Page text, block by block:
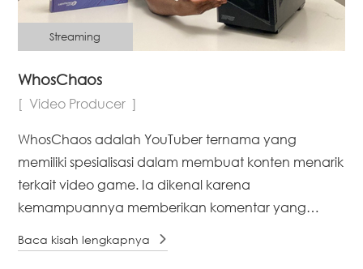
Streaming
WhosChaos
Video Producer
WhosChaos adalah YouTuber ternama yang
memiliki spesialisasi dalam membuat konten menarik
terkait video game. Ia dikenal karena
kemampuannya memberikan komentar yang
sering berinteraksi dengan audiensnya melalui live
Baca kisah lengkapnya